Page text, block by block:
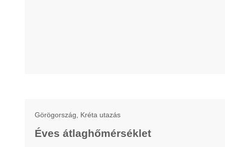
Görögország, Kréta utazás
Éves átlaghőmérséklet